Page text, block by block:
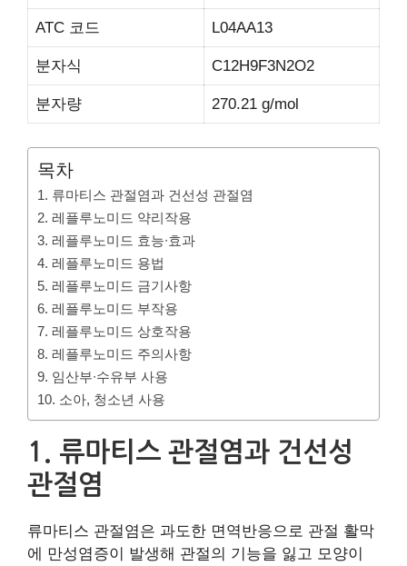
ATC 코드 L04AA13
분자식 C12H9F3N2O2
분자량 270.21 g/mol
목차
1. 류마티스 관절염과 건선성 관절염
2. 레플루노미드 약리작용
3. 레플루노미드 효능∙효과
4. 레플루노미드 용법
5. 레플루노미드 금기사항
6. 레플루노미드 부작용
7. 레플루노미드 상호작용
8. 레플루노미드 주의사항
9. 임산부∙수유부 사용
10. 소아, 청소년 사용
1. 류마티스 관절염과 건선성
관절염
류마티스 관절염은 과도한 면역반응으로 관절 활막
에 만성염증이 발생해 관절의 기능을 잃고 모양이